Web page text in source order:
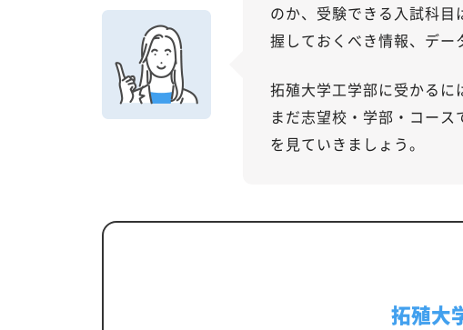
のか、受験できる入試科
握しておくべき情報、デー
拓殖大学工学部に受かるに
まだ志望校・学部・コー
を見ていきましょう。
拓殖大